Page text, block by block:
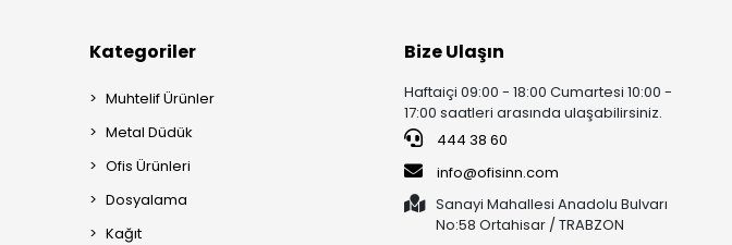
Kategoriler
Muhtelif Ürünler
Metal Düdük
Ofis Ürünleri
Dosyalama
Kağıt
Bize Ulaşın
Haftaiçi 09:00 - 18:00 Cumartesi 10:00 -
17:00 saatleri arasında ulaşabilirsiniz.
444 38 60
info@ofisinn.com
Sanayi Mahallesi Anadolu Bulvarı
No:58 Ortahisar / TRABZON